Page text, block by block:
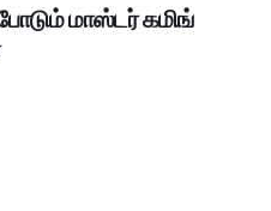
மாஸ்டர் கமிங்